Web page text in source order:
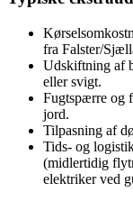
fra Falster/
Udskiftning af
eller svigt.
Fugtspærre og
jord.
Tilpasning af
Tids- og
(midlertidig
elektriker ved